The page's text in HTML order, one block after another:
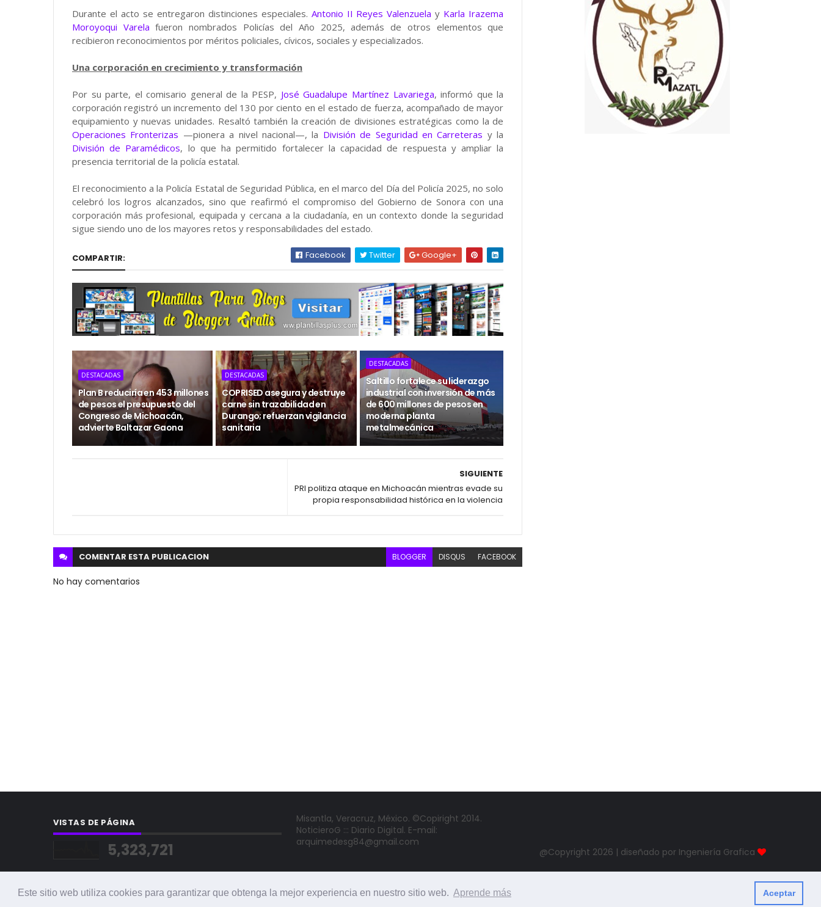
Este sitio web utiliza cookies para garantizar que obtenga la mejor experiencia en nuestro sitio web. Aprende más Aceptar
Durante el acto se entregaron distinciones especiales. Antonio II Reyes Valenzuela y Karla Irazema
Moroyoqui Varela fueron nombrados Policías del Año 2025, además de otros elementos que
recibieron reconocimientos por méritos policiales, cívicos, sociales y especializados.
Una corporación en crecimiento y transformación
Por su parte, el comisario general de la PESP, José Guadalupe Martínez Lavariega, informó que la
corporación registró un incremento del 130 por ciento en el estado de fuerza, acompañado de mayor
equipamiento y nuevas unidades. Resaltó también la creación de divisiones estratégicas como la de
Operaciones Fronterizas —pionera a nivel nacional—, la División de Seguridad en Carreteras y la
División de Paramédicos, lo que ha permitido fortalecer la capacidad de respuesta y ampliar la
presencia territorial de la policía estatal.
El reconocimiento a la Policía Estatal de Seguridad Pública, en el marco del Día del Policía 2025, no solo
celebró los logros alcanzados, sino que reafirmó el compromiso del Gobierno de Sonora con una
corporación más profesional, equipada y cercana a la ciudadanía, en un contexto donde la seguridad
sigue siendo uno de los mayores retos y responsabilidades del estado.
COMPARTIR: Facebook Twitter Google+
DESTACADAS
Plan B reduciría en 453 millones
de pesos el presupuesto del
Congreso de Michoacán,
advierte Baltazar Gaona
DESTACADAS
COPRISED asegura y destruye
carne sin trazabilidad en
Durango; refuerzan vigilancia
sanitaria
DESTACADAS
Saltillo fortalece su liderazgo
industrial con inversión de más
de 600 millones de pesos en
moderna planta
metalmecánica
SIGUIENTE
PRI politiza ataque en Michoacán mientras evade su
propia responsabilidad histórica en la violencia
COMENTAR ESTA PUBLICACION BLOGGER DISQUS FACEBOOK
No hay comentarios
VISTAS DE PÁGINA
5,323,721
Misantla, Veracruz, México. ©Copiright 2014.
NoticieroG ::: Diario Digital. E-mail:
arquimedesg84@gmail.com
@Copyright 2026 | diseñado por Ingeniería Grafica
ThemeXpose